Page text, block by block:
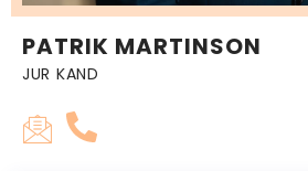
PATRIK MARTINSON
JUR KAND